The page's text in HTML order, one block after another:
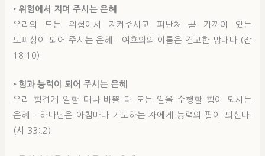
‣ 위험에서 지며 주시는 은혜
우리의 모든 위험에서 지켜주시고 피난처 곧 가까이 있는
도피성이 되어 주시는 은혜 – 여호와의 이름은 견고한 망대다.(잠
18:10)
‣ 힘과 능력이 되어 주시는 은혜
우리 힘겹게 일할 때나 바쁠 때 모든 일을 수행할 힘이 되시는
은혜 – 하나님은 아침마다 기도하는 자에게 능력의 팔이 되신다.
(시 33:.2)